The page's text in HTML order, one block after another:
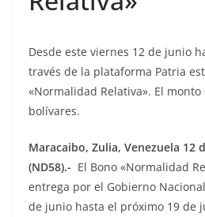
Desde este viernes 12 de junio
través de la plataforma Patria
«Normalidad Relativa». El monto
bolívares.
Maracaibo, Zulia, Venezuela 12
(ND58).- El Bono «Normalidad
entrega por el Gobierno
de junio hasta el próximo 19 de